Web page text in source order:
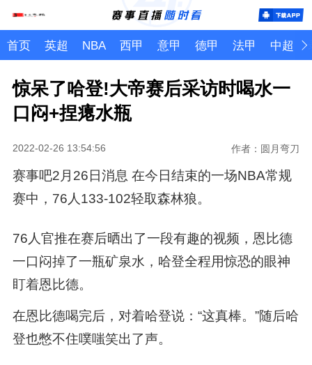
首页 英超 NBA 西甲 意甲 德甲 法甲 中超
惊呆了哈登!大帝赛后采访时喝水一
口闷+捏瘪水瓶
2022-02-26 13:54:56 作者：圆月弯刀
赛事吧2月26日消息 在今日结束的一场NBA常规
赛中，76人133-102轻取森林狼。
76人官推在赛后晒出了一段有趣的视频，恩比德
一口闷掉了一瓶矿泉水，哈登全程用惊恐的眼神
盯着恩比德。
在恩比德喝完后，对着哈登说：“这真棒。”随后哈
登也憋不住噗嗤笑出了声。